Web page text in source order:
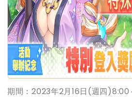
期間：2023年2月16日(週四)8:00